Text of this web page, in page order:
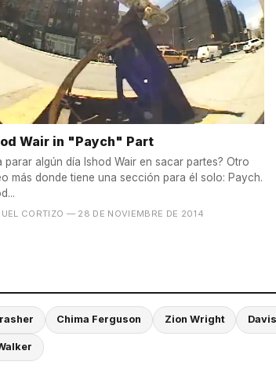
Wair in "Paych" Part
parar algún día Ishod Wair en sacar partes? Otro
más donde tiene una sección para él solo: Paych.
CORTIZO — 28 DE NOVIEMBRE DE 2014
Chima Ferguson Zion Wright